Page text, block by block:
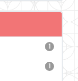
1
1